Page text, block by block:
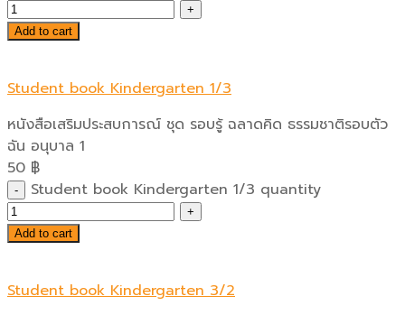
Add to cart
Student book Kindergarten 1/3
หนังสือเสริมประสบการณ์ ชุด รอบรู้ ฉลาดคิด ธรรมชาติรอบตัว
ฉัน อนุบาล 1
50 ฿
Student book Kindergarten 1/3 quantity
Add to cart
Student book Kindergarten 3/2